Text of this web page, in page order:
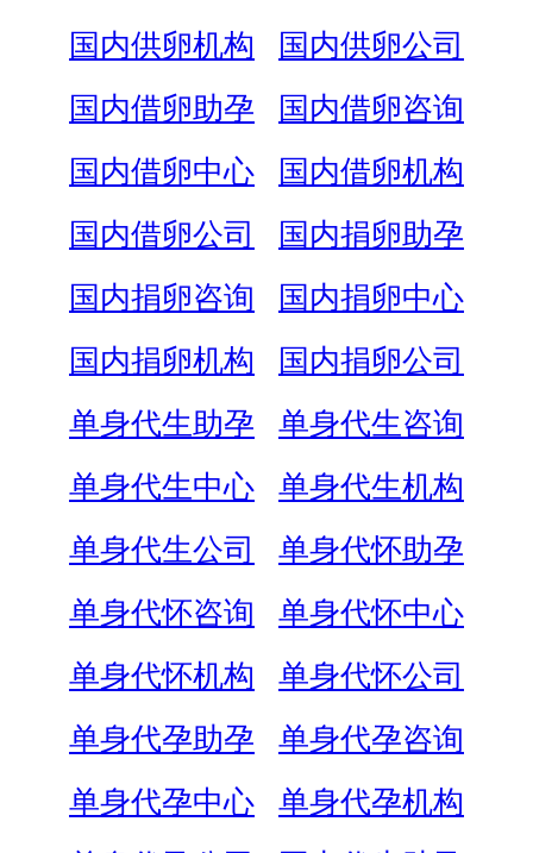
国内供卵机构
国内供卵公司
国内借卵助孕
国内借卵咨询
国内借卵中心
国内借卵机构
国内借卵公司
国内捐卵助孕
国内捐卵咨询
国内捐卵中心
国内捐卵机构
国内捐卵公司
单身代生助孕
单身代生咨询
单身代生中心
单身代生机构
单身代生公司
单身代怀助孕
单身代怀咨询
单身代怀中心
单身代怀机构
单身代怀公司
单身代孕助孕
单身代孕咨询
单身代孕中心
单身代孕机构